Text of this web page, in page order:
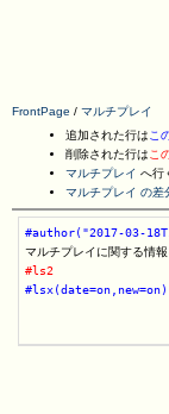
FrontPage / マルチプレイ
追加された行は こ
削除された行は こ
マルチプレイ へ行
マルチプレイ の差
#author("2017-03-
#ls2
#lsx(date=on,new=on)